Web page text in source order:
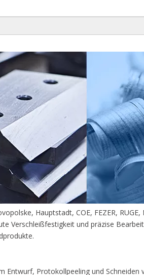
Hauptstadt, COE, FEZER, RUGE,
Verschleißfestigkeit und präzise
Protokollpeeling und Schneiden